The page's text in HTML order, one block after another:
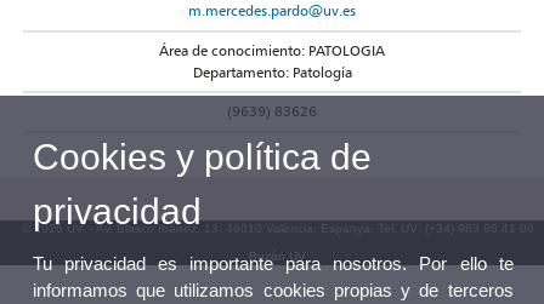
m.mercedes.pardo@uv.es
Área de conocimiento: PATOLOGIA
Departamento: Patología
(9639) 83626
© 2026 UV. - Av. Blasco Ibáñez, 13. 46010 València. Espanya. Tel. UV: (+34) 963 86 41 00
Buzón UV
Cookies y política de
privacidad
Tu privacidad es importante para nosotros. Por ello te
informamos que utilizamos cookies propias y de terceros